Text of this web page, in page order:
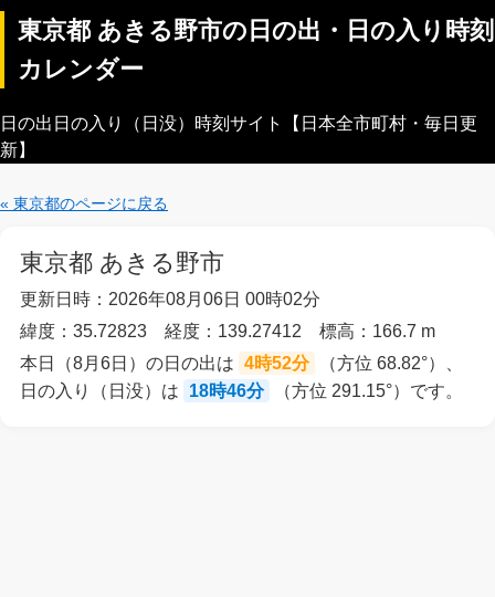
東京都 あきる野市の日の出・日の入り時刻
カレンダー
日の出日の入り（日没）時刻サイト【日本全市町村・毎日更
新】
« 東京都のページに戻る
東京都 あきる野市
更新日時：2026年08月06日 00時02分
緯度：35.72823 経度：139.27412 標高：166.7 m
本日（8月6日）の日の出は 4時52分
（方位 68.82°）、
日の入り（日没）は
18時46分 （方位 291.15°）です。